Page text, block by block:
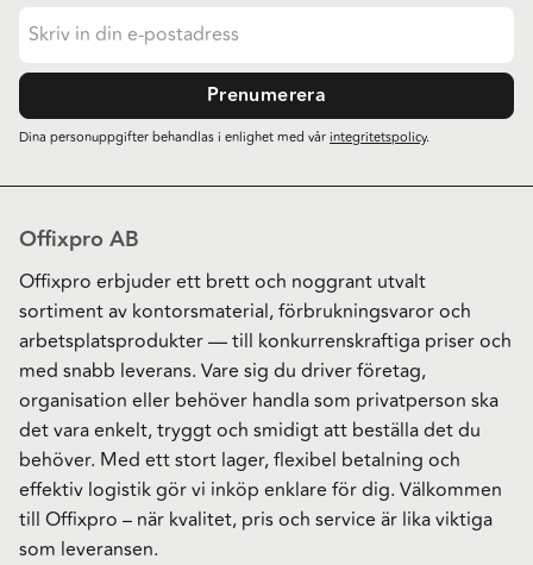
Prenumerera
Dina personuppgifter behandlas i enlighet med vårintegritetspolicy.
Offixpro AB
Offixpro erbjuder ett brett och noggrant utvalt
sortiment av kontorsmaterial, förbrukningsvaror och
arbetsplatsprodukter — till konkurrenskraftiga priser och
med snabb leverans. Vare sig du driver företag,
organisation eller behöver handla som privatperson ska
det vara enkelt, tryggt och smidigt att beställa det du
behöver. Med ett stort lager, flexibel betalning och
effektiv logistik gör vi inköp enklare för dig. Välkommen
till Offixpro – när kvalitet, pris och service är lika viktiga
som leveransen.